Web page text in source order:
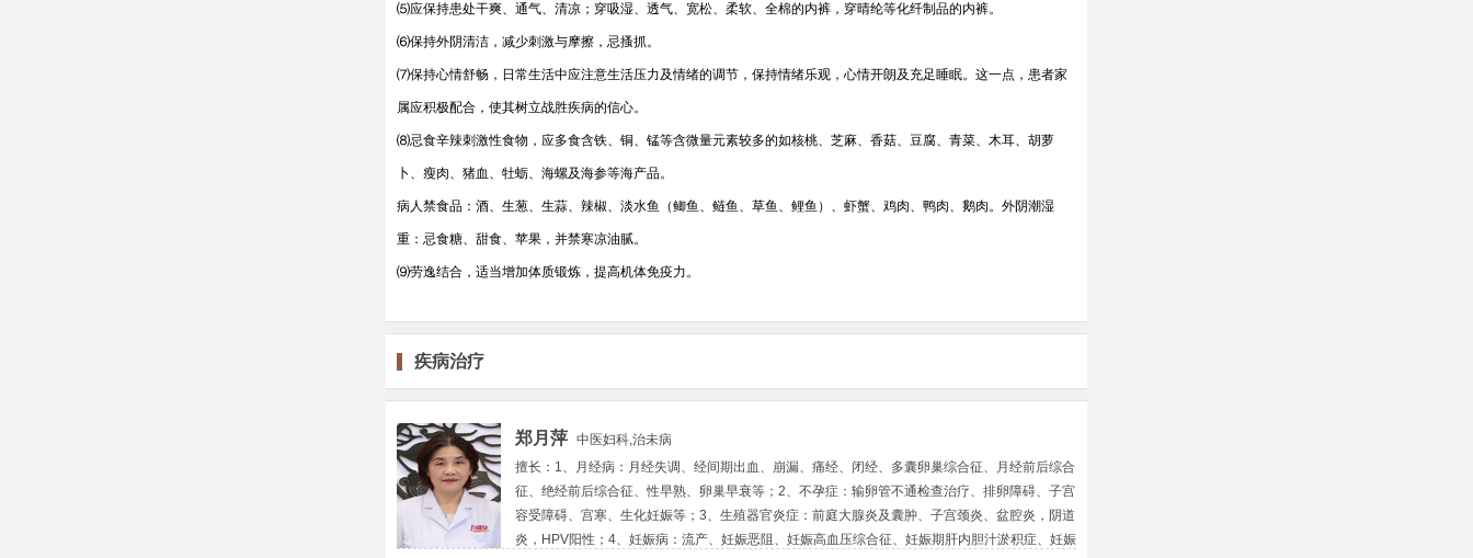
⑸应保持患处干爽、通气、清凉；穿吸湿、透气、宽松、柔软、全棉的内裤，穿晴纶等化纤制品的内裤。
⑹保持外阴清洁，减少刺激与摩擦，忌搔抓。
⑺保持心情舒畅，日常生活中应注意生活压力及情绪的调节，保持情绪乐观，心情开朗及充足睡眠。这一点，患者家
属应积极配合，使其树立战胜疾病的信心。
⑻忌食辛辣刺激性食物，应多食含铁、铜、锰等含微量元素较多的如核桃、芝麻、香菇、豆腐、青菜、木耳、胡萝
卜、瘦肉、猪血、牡蛎、海螺及海参等海产品。
病人禁食品：酒、生葱、生蒜、辣椒、淡水鱼（鲫鱼、鲢鱼、草鱼、鲤鱼）、虾蟹、鸡肉、鸭肉、鹅肉。外阴潮湿
重：忌食糖、甜食、苹果，并禁寒凉油腻。
⑼劳逸结合，适当增加体质锻炼，提高机体免疫力。
疾病治疗
郑月萍 中医妇科,治未病
擅长： 1、月经病：月经失调、经间期出血、崩漏、痛经、闭经、多囊卵巢综合征、月经前后综合
征、绝经前后综合征、性早熟、卵巢早衰等；2、不孕症：输卵管不通检查治疗、排卵障碍、子宫
容受障碍、宫寒、生化妊娠等；3、生殖器官炎症：前庭大腺炎及囊肿、子宫颈炎、盆腔炎，阴道
炎，HPV阳性；4、妊娠病：流产、妊娠恶阻、妊娠高血压综合征、妊娠期肝内胆汁淤积症、妊娠